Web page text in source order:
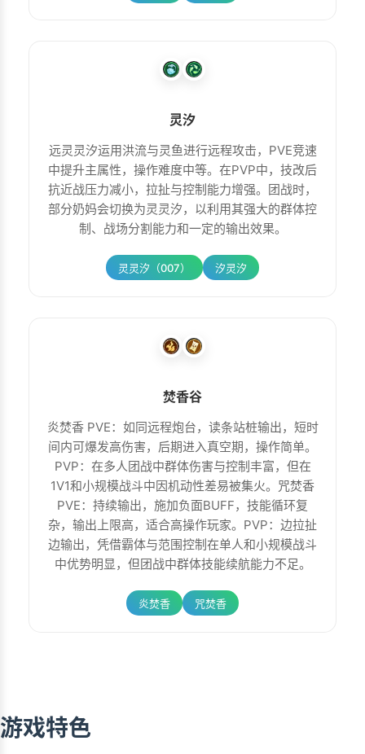
灵汐
远灵灵汐运用洪流与灵鱼进行远程攻击，PVE竞速
中提升主属性，操作难度中等。在PVP中，技改后
抗近战压力减小，拉扯与控制能力增强。团战时，
部分奶妈会切换为灵灵汐，以利用其强大的群体控
制、战场分割能力和一定的输出效果。
灵灵汐（007） 汐灵汐
焚香谷
炎焚香 PVE：如同远程炮台，读条站桩输出，短时
间内可爆发高伤害，后期进入真空期，操作简单。
PVP：在多人团战中群体伤害与控制丰富，但在
1V1和小规模战斗中因机动性差易被集火。咒焚香
PVE：持续输出，施加负面BUFF，技能循环复
杂，输出上限高，适合高操作玩家。PVP：边拉扯
边输出，凭借霸体与范围控制在单人和小规模战斗
中优势明显，但团战中群体技能续航能力不足。
炎焚香 咒焚香
游戏特色